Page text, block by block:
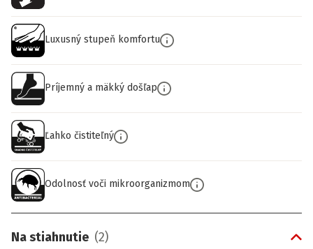
Luxusný stupeň komfortu
Príjemný a mäkký došľap
Ľahko čistiteľný
Odolnosť voči mikroorganizmom
Na stiahnutie (2)